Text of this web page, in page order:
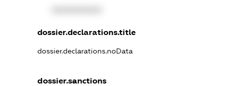
dossier.declarations.title
dossier.declarations.noData
dossier.sanctions